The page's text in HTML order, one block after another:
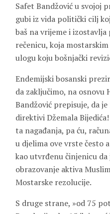
Safet Bandžović u svojoj
gubi iz vida politički cilj
baš na vrijeme i
rečenicu, koja
ulogu koju bošnjački
Endemijski bosanski
da zaključimo, na osnovu
Bandžović prepisuje, da
direktivi Džemala
ta nagađanja, pa ću,
u djelima ove vrste
kao utvrđenu činjenicu
obrazovanje aktiva
Mostarske rezolucije.
S druge strane, »od 75